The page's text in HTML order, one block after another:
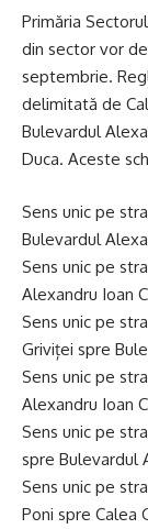
Primăria
din sector vor
septembrie.
delimitată de
Bulevardul
Duca. Aceste
Sens unic pe
Bulevardul
Sens unic pe
Alexandru Ioan
Sens unic pe
Griviței spre
Sens unic pe
Alexandru Ioan
Sens unic pe
spre Bulevardul
Sens unic pe
Poni spre Calea